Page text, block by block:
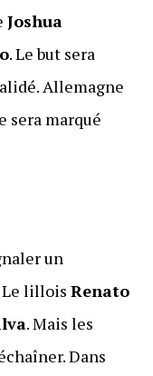
Joshua
. Le but sera
Allemagne
sera marqué
un
Le lillois Renato
. Mais les
Dans